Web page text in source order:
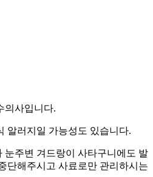
의사입니다.
알러지일 가능성도 있습니다.
눈주변 겨드랑이 사타구니에도 발
단해주시고 사료로만 관리하시는